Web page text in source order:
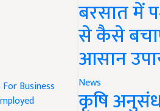
बरसात में
से कैसे
आसान
News
कृषि